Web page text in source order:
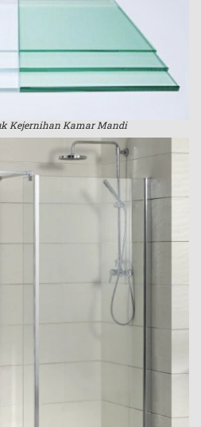
Kejernihan Kamar Mandi